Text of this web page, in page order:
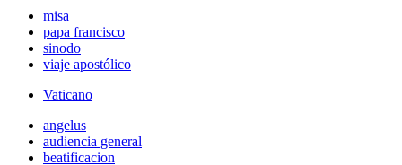
misa
papa francisco
sinodo
viaje apostólico
Vaticano
angelus
audiencia general
beatificacion